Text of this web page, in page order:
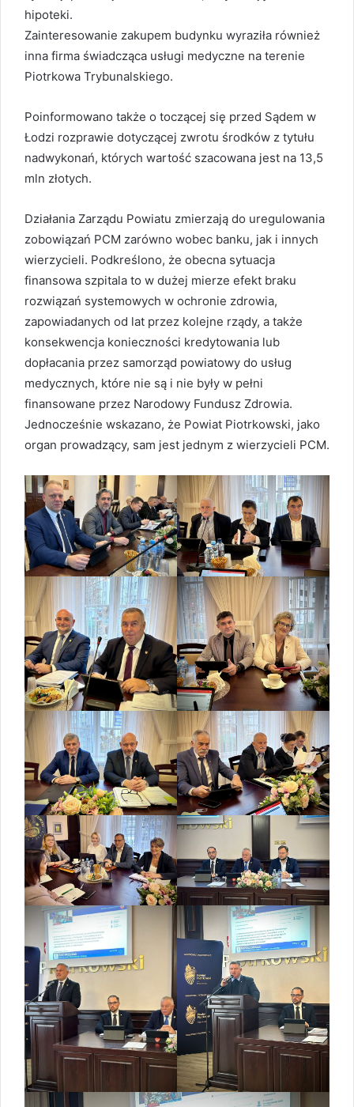
hipoteki.
Zainteresowanie zakupem budynku wyraziła również
inna firma świadcząca usługi medyczne na terenie
Piotrkowa Trybunalskiego.
Poinformowano także o toczącej się przed Sądem w
Łodzi rozprawie dotyczącej zwrotu środków z tytułu
nadwykonań, których wartość szacowana jest na 13,5
mln złotych.
Działania Zarządu Powiatu zmierzają do uregulowania
zobowiązań PCM zarówno wobec banku, jak i innych
wierzycieli. Podkreślono, że obecna sytuacja
finansowa szpitala to w dużej mierze efekt braku
rozwiązań systemowych w ochronie zdrowia,
zapowiadanych od lat przez kolejne rządy, a także
konsekwencja konieczności kredytowania lub
dopłacania przez samorząd powiatowy do usług
medycznych, które nie są i nie były w pełni
finansowane przez Narodowy Fundusz Zdrowia.
Jednocześnie wskazano, że Powiat Piotrkowski, jako
organ prowadzący, sam jest jednym z wierzycieli PCM.